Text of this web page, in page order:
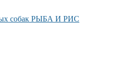
собак РЫБА И РИС